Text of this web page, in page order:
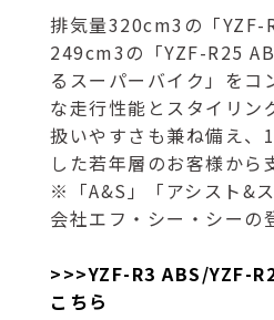
排気量320cm3の「YZF-
249cm3の「YZF-R25
るスーパーバイク」をコ
な走行性能とスタイリン
扱いやすさも兼ね備え、
した若年層のお客様から
※「A&S」「アシスト&
会社エフ・シー・シーの
>>>YZF-R3 ABS/YZF-
こちら